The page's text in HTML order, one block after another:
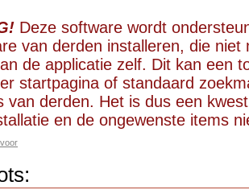
Deze software wordt
van derden installeren, die niet
de applicatie zelf. Dit kan een
startpagina of standaard
van derden. Het is dus een
en de ongewenste items